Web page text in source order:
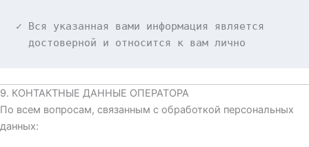
✓ Вся указанная вами информация является
  достоверной и относится к вам лично
9. КОНТАКТНЫЕ ДАННЫЕ ОПЕРАТОРА
По всем вопросам, связанным с обработкой персональных
данных: